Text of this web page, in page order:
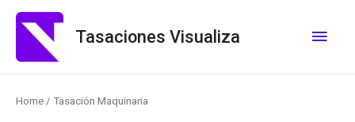
Tasaciones Visualiza
Home / Tasación Maquinaria